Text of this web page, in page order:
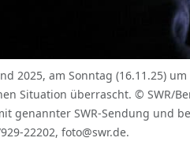
2025, am Sonntag (16.11.25)
Situation überrascht. © SWR/
SWR-Sendung und
22202, foto@swr.de.